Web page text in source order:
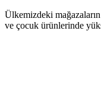
Ülkemizdeki
ve çocuk ürünlerinde